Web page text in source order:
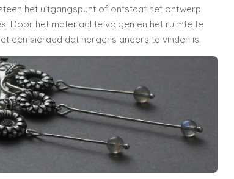
het uitgangspunt of ontstaat het ontwerp
Door het materiaal te volgen en het ruimte te
een sieraad dat nergens anders te vinden is.